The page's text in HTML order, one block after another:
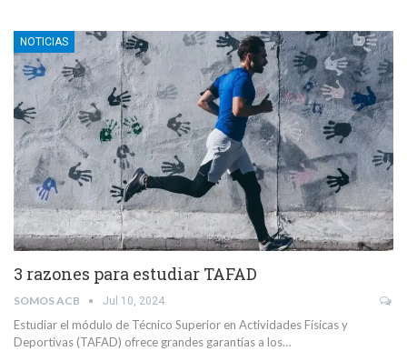
NOTICIAS
3 razones para estudiar TAFAD
SOMOS ACB Jul 10, 2024
Estudiar el módulo de Técnico Superior en Actividades Físicas y
Deportivas (TAFAD) ofrece grandes garantías a los…